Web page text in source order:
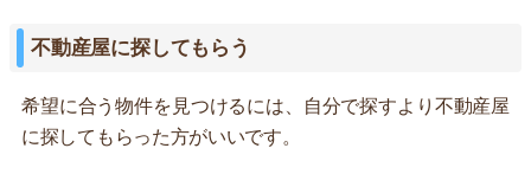
不動産屋に探してもらう
希望に合う物件を見つけるには、自分で探すより不動産屋
に探してもらった方がいいです。